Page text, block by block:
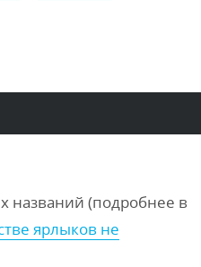
названий (подробнее в
ярлыков не